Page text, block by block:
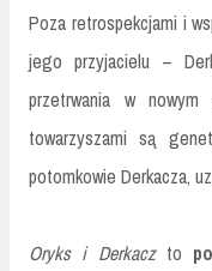
Poza retrospekcjami i
jego przyjacielu –
przetrwania w
towarzyszami są
potomkowie Derkacza,
Oryks i Derkacz to